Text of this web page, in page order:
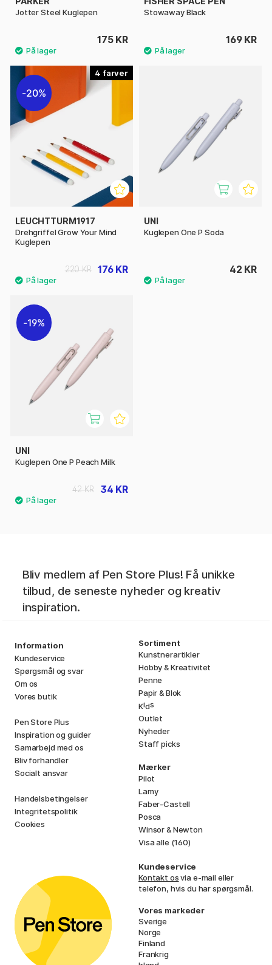
Jotter Steel Kuglepen
175 KR
Stowaway Black
169 KR
4
20%
LEUCHTTURM1917
Drehgriffel Grow Your Mind
Kuglepen
176 KR
220 KR
UNI
Kuglepen One P Soda
42 KR
19%
UNI
Kuglepen One P Peach Milk
34 KR
42 KR
Bliv medlem af Pen Store Plus! Få unikke
tilbud, de seneste nyheder og kreativ
inspiration.
Information
Kundeservice
Spørgsmål og svar
Om os
Vores butik
Pen Store Plus
Inspiration og guider
Samarbejd med os
Bliv forhandler
Socialt ansvar
Handelsbetingelser
Integritetspolitik
Cookies
Sortiment
Kunstnerartikler
Hobby & Kreativitet
Penne
Papir & Blok
Kids
Outlet
Nyheder
Staff picks
Mærker
Pilot
Lamy
Faber-Castell
Posca
Winsor & Newton
Visa alle (160)
Kundeservice
Kontakt osvia e-mail eller
telefon, hvis du har spørgsmål.
Vores markeder
Sverige
Norge
Finland
Frankrig